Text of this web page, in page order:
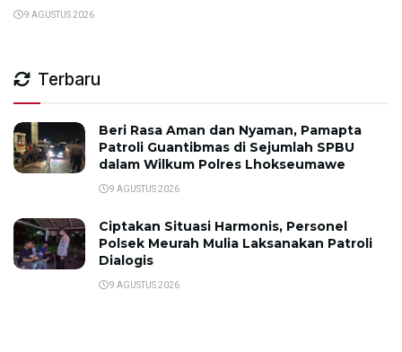
9 AGUSTUS 2026
Terbaru
Beri Rasa Aman dan Nyaman, Pamapta
Patroli Guantibmas di Sejumlah SPBU
dalam Wilkum Polres Lhokseumawe
9 AGUSTUS 2026
Ciptakan Situasi Harmonis, Personel
Polsek Meurah Mulia Laksanakan Patroli
Dialogis
9 AGUSTUS 2026